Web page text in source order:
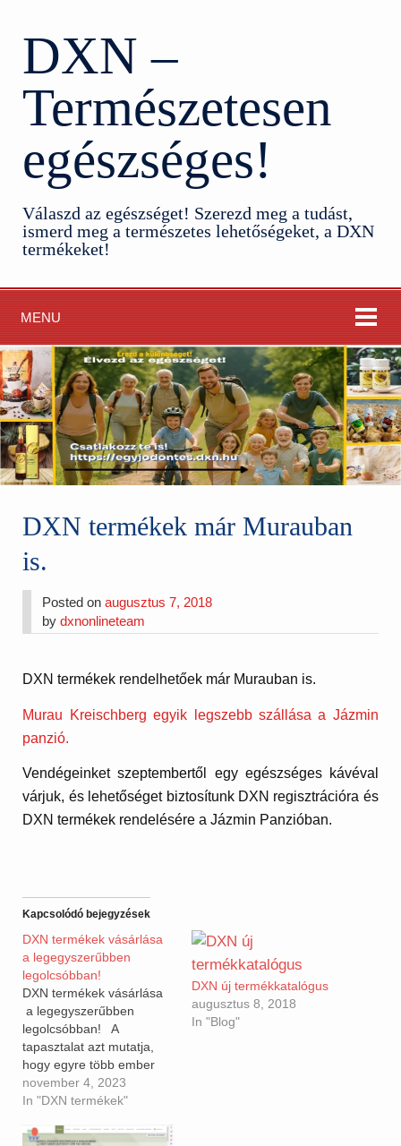
DXN –
Természetesen
egészséges!
Válaszd az egészséget! Szerezd meg a tudást,
ismerd meg a természetes lehetőségeket, a DXN
termékeket!
MENU
DXN termékek már Murauban
is.
Posted onaugusztus 7, 2018
bydxnonlineteam
DXN termékek rendelhetőek már Murauban is.
Murau Kreischberg egyik legszebb szállása a Jázmin
panzió.
Vendégeinket szeptembertől egy egészséges kávéval
várjuk, és lehetőséget biztosítunk DXN regisztrációra és
DXN termékek rendelésére a Jázmin Panzióban.
Kapcsolódó bejegyzések
DXN termékek vásárlása
a legegyszerűbben
legolcsóbban!
DXN termékek vásárlása
a legegyszerűbben
legolcsóbban! A
tapasztalat azt mutatja,
hogy egyre több ember
szeretné megvenni a DXN
termékeket, de valahogy a
bonyolult, vagy
november 4, 2023
In "DXN termékek"
DXN új termékkatalógus
augusztus 8, 2018
In "Blog"